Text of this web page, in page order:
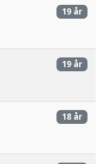
19 år
19 år
18 år